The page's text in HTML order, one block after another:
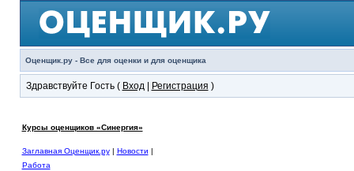
Оценщик.ру - Все для оценки и для оценщика
Здравствуйте Гость ( Вход| Регистрация )
Курсы оценщиков «Синергия»
Заглавная Оценщик.ру| Новости |
Работа